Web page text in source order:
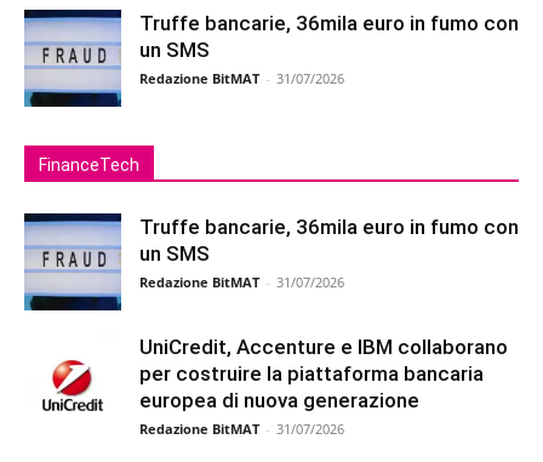
Truffe bancarie, 36mila euro in fumo con
un SMS
Redazione BitMAT - 31/07/2026
FinanceTech
Truffe bancarie, 36mila euro in fumo con
un SMS
Redazione BitMAT - 31/07/2026
UniCredit, Accenture e IBM collaborano
per costruire la piattaforma bancaria
europea di nuova generazione
Redazione BitMAT - 31/07/2026